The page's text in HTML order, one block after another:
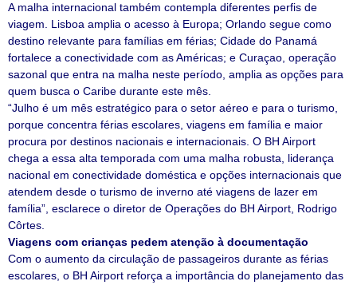
A malha internacional também contempla diferentes perfis de
viagem. Lisboa amplia o acesso à Europa; Orlando segue como
destino relevante para famílias em férias; Cidade do Panamá
fortalece a conectividade com as Américas; e Curaçao, operação
sazonal que entra na malha neste período, amplia as opções para
quem busca o Caribe durante este mês.
“Julho é um mês estratégico para o setor aéreo e para o turismo,
porque concentra férias escolares, viagens em família e maior
procura por destinos nacionais e internacionais. O BH Airport
chega a essa alta temporada com uma malha robusta, liderança
nacional em conectividade doméstica e opções internacionais que
atendem desde o turismo de inverno até viagens de lazer em
família”, esclarece o diretor de Operações do BH Airport, Rodrigo
Côrtes.
Viagens com crianças pedem atenção à documentação
Com o aumento da circulação de passageiros durante as férias
escolares, o BH Airport reforça a importância do planejamento das